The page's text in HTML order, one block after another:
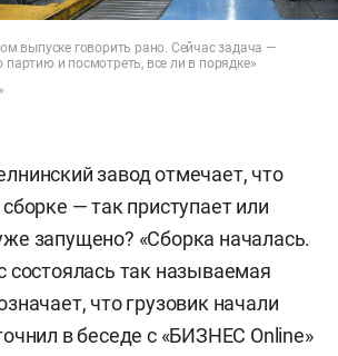
выпуске говорить рано. Сейчас задача —
и посмотреть, все ли в порядке»
завод отмечает, что
сборке — так приступает или
запущено? «Сборка началась.
состоялась так называемая
что грузовик начали
в беседе с «БИЗНЕС Online»